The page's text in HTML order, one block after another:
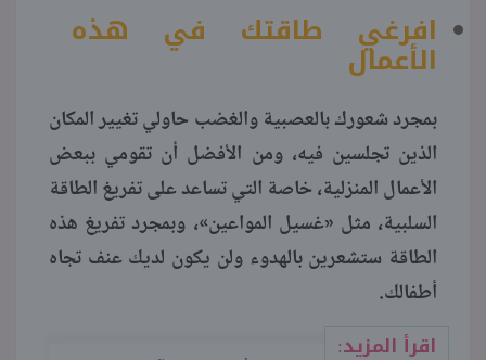
افرغي طاقتك في هذه
الأعمال
بمجرد شعورك بالعصبية والغضب حاولي تغيير المكان
الذين تجلسين فيه، ومن الأفضل أن تقومي ببعض
الأعمال المنزلية، خاصة التي تساعد على تفريغ الطاقة
السلبية، مثل «غسيل المواعين»، وبمجرد تفريغ هذه
الطاقة ستشعرين بالهدوء ولن يكون لديك عنف تجاه
أطفالك.
اقرأ المزيد: